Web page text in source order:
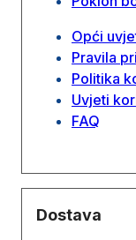
Opći
Pravila
Politika
Uvjeti
FAQ
Dostava